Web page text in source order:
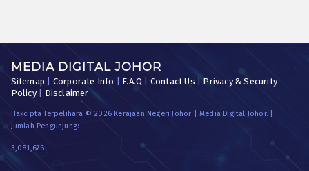
MEDIA DIGITAL JOHOR
Sitemap Corporate Info F.A.Q Contact Us |Privacy & Security
Policy| Disclaimer
Hakcipta Terpelihara © 2026 Kerajaan Negeri Johor | Media Digital Johor. |
Jumlah Pengunjung:
3,081,676